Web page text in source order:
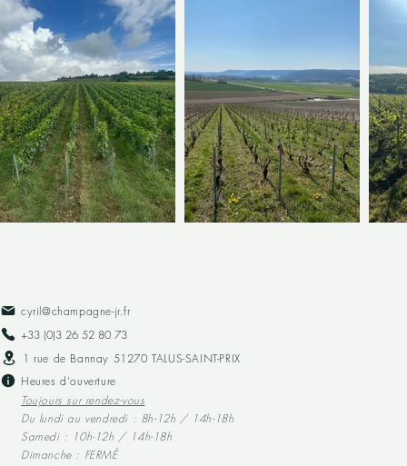
cyril@champagne-jr.fr
+33 (0)3 26 52 80 73​
1 rue de Bannay 51270 TALUS-SAINT-PRIX
Heures d'ouverture
Toujours sur rendez-vous
Du lundi au vendredi : 8h-12h / 14h-18h
Samedi : 10h-12h / 14h-18h
Dimanche : FERMÉ